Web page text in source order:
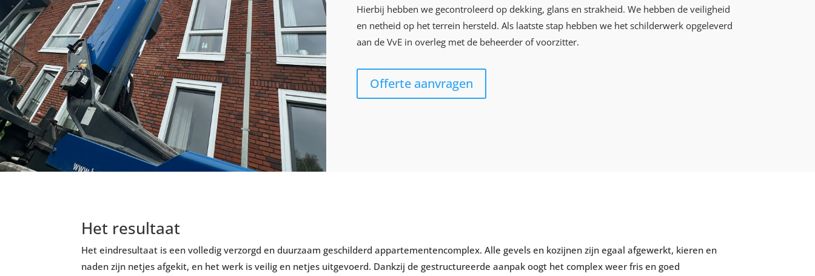
Hierbij hebben we gecontroleerd op dekking, glans en strakheid. We hebben de veiligheid
en netheid op het terrein hersteld. Als laatste stap hebben we het schilderwerk opgeleverd
aan de VvE in overleg met de beheerder of voorzitter.
Offerte aanvragen
Het resultaat
Het eindresultaat is een volledig verzorgd en duurzaam geschilderd appartementencomplex. Alle gevels en kozijnen zijn egaal afgewerkt, kieren en
naden zijn netjes afgekit, en het werk is veilig en netjes uitgevoerd. Dankzij de gestructureerde aanpak oogt het complex weer fris en goed